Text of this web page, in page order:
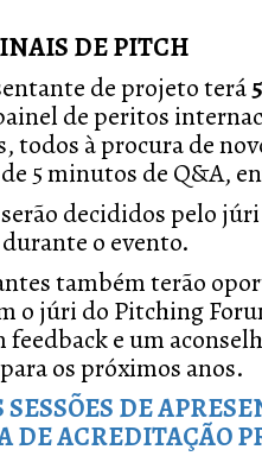
DE PITCH
de projeto terá
de peritos
todos à procura de
5 minutos de Q&A,
decididos pelo
o evento.
também terão
o júri do Pitching
feedback e um
os próximos anos.
SESSÕES DE
DE ACREDITAÇÃO